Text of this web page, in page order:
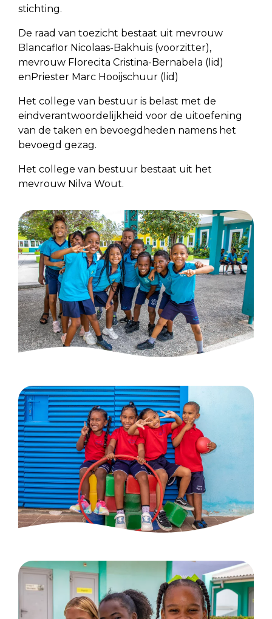
stichting.
De raad van toezicht bestaat uit mevrouw
Blancaflor Nicolaas-Bakhuis (voorzitter),
mevrouw Florecita Cristina-Bernabela (lid)
enPriester Marc Hooijschuur (lid)
Het college van bestuur is belast met de
eindverantwoordelijkheid voor de uitoefening
van de taken en bevoegdheden namens het
bevoegd gezag.
Het college van bestuur bestaat uit het
mevrouw Nilva Wout.